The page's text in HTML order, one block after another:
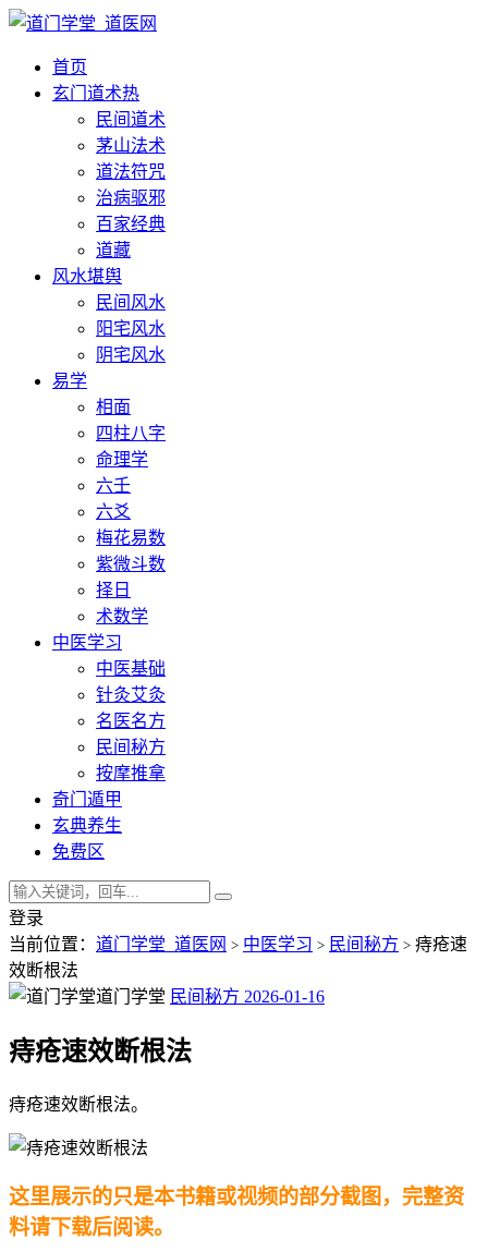
首页
玄门道术热
民间道术
茅山法术
道法符咒
治病驱邪
百家经典
道藏
风水堪舆
民间风水
阳宅风水
阴宅风水
易学
相面
四柱八字
命理学
六壬
六爻
梅花易数
紫微斗数
择日
术数学
中医学习
中医基础
针灸艾灸
名医名方
民间秘方
按摩推拿
奇门遁甲
玄典养生
免费区
登录
当前位置： 道门学堂_道医网 > 中医学习 > 民间秘方 > 痔疮速
效断根法
道门学堂 民间秘方 2026-01-16
痔疮速效断根法
痔疮速效断根法。
这里展示的只是本书籍或视频的部分截图，完整资
料请下载后阅读。